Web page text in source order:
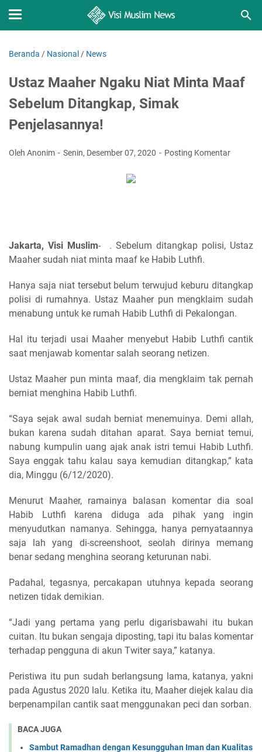
Beranda / Nasional / News
Ustaz Maaher Ngaku Niat Minta Maaf
Sebelum Ditangkap, Simak
Penjelasannya!
Oleh Anonim Senin, Desember 07, 2020 Posting Komentar
Jakarta, Visi Muslim- . Sebelum ditangkap polisi, Ustaz
Maaher sudah niat minta maaf ke Habib Luthfi.
Hanya saja niat tersebut belum terwujud keburu ditangkap
polisi di rumahnya. Ustaz Maaher pun mengklaim sudah
menabung untuk ke rumah Habib Luthfi di Pekalongan.
Hal itu terjadi usai Maaher menyebut Habib Luthfi cantik
saat menjawab komentar salah seorang netizen.
Ustaz Maaher pun minta maaf, dia mengklaim tak pernah
berniat menghina Habib Luthfi.
“Saya sejak awal sudah berniat menemuinya. Demi allah,
bukan karena sudah ditahan aparat. Saya berniat temui,
nabung kumpulin uang ajak anak istri temui Habib Luthfi.
Saya enggak tahu kalau saya kemudian ditangkap,” kata
dia, Minggu (6/12/2020).
Menurut Maaher, ramainya balasan komentar dia soal
Habib Luthfi karena diduga ada pihak yang ingin
menyudutkan namanya. Sehingga, hanya pernyataannya
saja lah yang di-screenshoot, seolah dirinya memang
benar sedang menghina seorang keturunan nabi.
Padahal, tegasnya, percakapan utuhnya kepada seorang
netizen tidak demikian.
“Jadi yang pertama yang perlu digarisbawahi itu bukan
cuitan. Itu bukan sengaja diposting, tapi itu balas komentar
terhadap pengguna di akun Twiter saya,” katanya.
Peristiwa itu pun sudah berlangsung lama, katanya, yakni
pada Agustus 2020 lalu. Ketika itu, Maaher diejek kalau dia
berpenampilan cantik saat menggunakan peci dan sorban.
BACA JUGA
Sambut Ramadhan dengan Kesungguhan Iman dan Kualitas